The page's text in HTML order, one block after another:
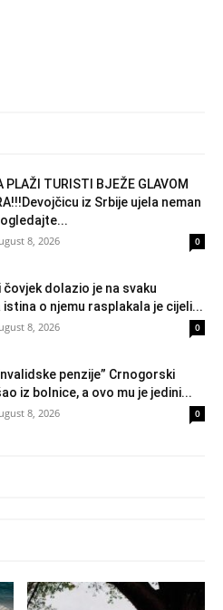
PLAŽI TURISTI BJEŽE GLAVOM
iz Srbije ujela neman
8, 2026 0
čovjek dolazio je na svaku
istina o njemu rasplakala je cijeli...
8, 2026 0
penzije” Crnogorski
iz bolnice, a ovo mu je jedini...
8, 2026 0